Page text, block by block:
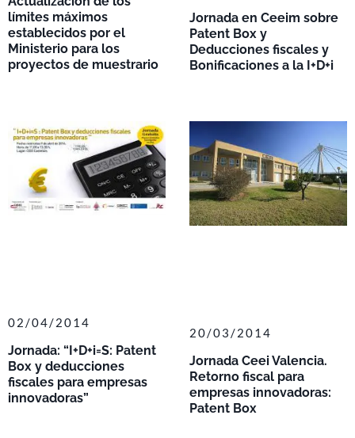
límites máximos
establecidos por el
Ministerio para los
proyectos de muestrario
Jornada en Ceeim sobre
Patent Box y
Deducciones fiscales y
Bonificaciones a la I+D+i
Jornada: “I+D+i=S: Patent
Box y deducciones
fiscales para empresas
innovadoras”
02/04/2014
Jornada Ceei Valencia.
Retorno fiscal para
empresas innovadoras:
Patent Box
20/03/2014